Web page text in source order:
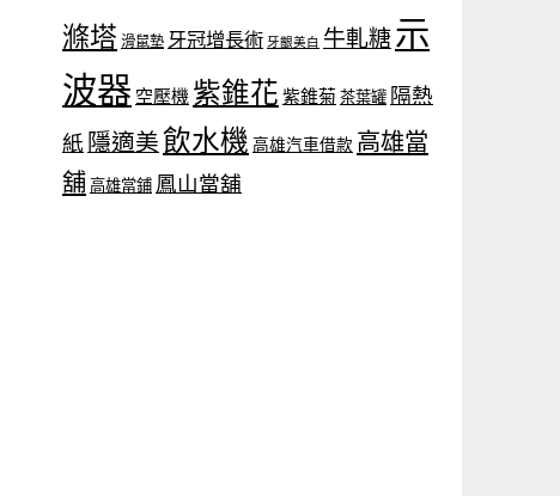
滌塔 滑鼠墊 牙冠增長術 牙齦美白 牛軋糖示
波器 空壓機 紫錐花 紫錐菊 茶葉罐 隔熱
紙 隱適美 飲水機 高雄汽車借款 高雄當
舖高雄當鋪 鳳山當舖